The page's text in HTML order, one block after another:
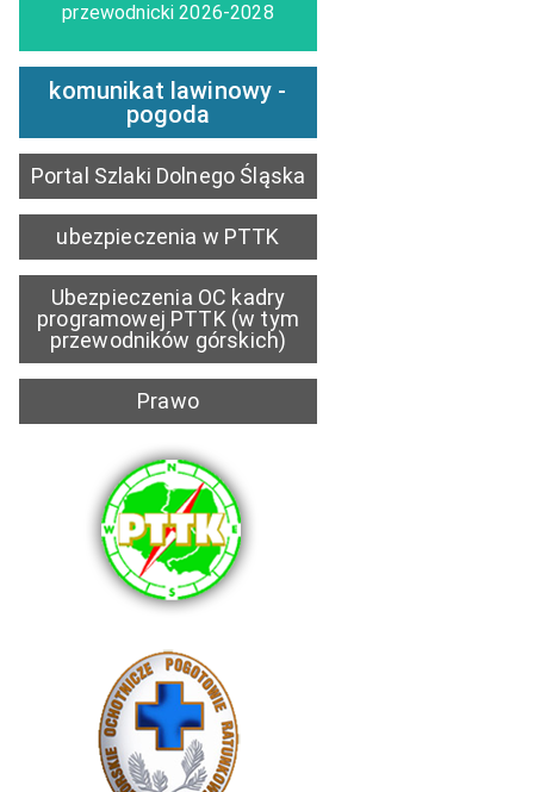
przewodnicki 2026-2028
komunikat lawinowy -
pogoda
Portal Szlaki Dolnego Śląska
ubezpieczenia w PTTK
Ubezpieczenia OC kadry
programowej PTTK (w tym
przewodników górskich)
Prawo